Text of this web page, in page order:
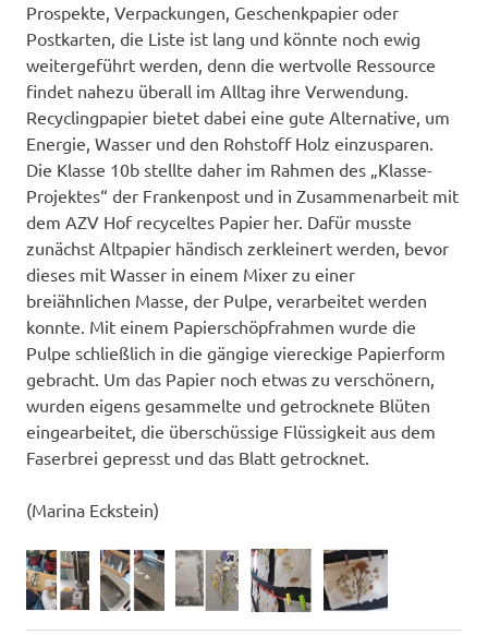
Prospekte, Verpackungen, Geschenkpapier oder
Postkarten, die Liste ist lang und könnte noch ewig
weitergeführt werden, denn die wertvolle Ressource
findet nahezu überall im Alltag ihre Verwendung.
Recyclingpapier bietet dabei eine gute Alternative, um
Energie, Wasser und den Rohstoff Holz einzusparen.
Die Klasse 10b stellte daher im Rahmen des „Klasse-
Projektes“ der Frankenpost und in Zusammenarbeit mit
dem AZV Hof recyceltes Papier her. Dafür musste
zunächst Altpapier händisch zerkleinert werden, bevor
dieses mit Wasser in einem Mixer zu einer
breiähnlichen Masse, der Pulpe, verarbeitet werden
konnte. Mit einem Papierschöpfrahmen wurde die
Pulpe schließlich in die gängige viereckige Papierform
gebracht. Um das Papier noch etwas zu verschönern,
wurden eigens gesammelte und getrocknete Blüten
eingearbeitet, die überschüssige Flüssigkeit aus dem
Faserbrei gepresst und das Blatt getrocknet.
(Marina Eckstein)